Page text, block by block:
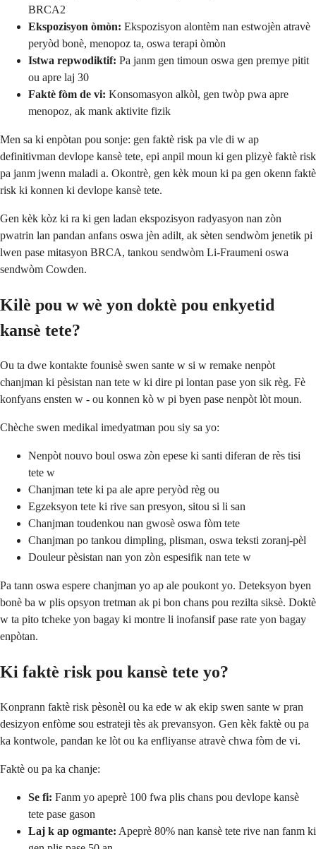
BRCA2
Ekspozisyon òmòn: Ekspozisyon alontèm nan estwojèn atravè
peryòd bonè, menopoz ta, oswa terapi òmòn
Istwa repwodiktif: Pa janm gen timoun oswa gen premye pitit
ou apre laj 30
Faktè fòm de vi: Konsomasyon alkòl, gen twòp pwa apre
menopoz, ak mank aktivite fizik
Men sa ki enpòtan pou sonje: gen faktè risk pa vle di w ap
definitivman devlope kansè tete, epi anpil moun ki gen plizyè faktè risk
pa janm jwenn maladi a. Okontrè, gen kèk moun ki pa gen okenn faktè
risk ki konnen ki devlope kansè tete.
Gen kèk kòz ki ra ki gen ladan ekspozisyon radyasyon nan zòn
pwatrin lan pandan anfans oswa jèn adilt, ak sèten sendwòm jenetik pi
lwen pase mitasyon BRCA, tankou sendwòm Li-Fraumeni oswa
sendwòm Cowden.
Kilè pou w wè yon doktè pou enkyetid
kansè tete?
Ou ta dwe kontakte founisè swen sante w si w remake nenpòt
chanjman ki pèsistan nan tete w ki dire pi lontan pase yon sik règ. Fè
konfyans ensten w - ou konnen kò w pi byen pase nenpòt lòt moun.
Chèche swen medikal imedyatman pou siy sa yo:
Nenpòt nouvo boul oswa zòn epese ki santi diferan de rès tisi
tete w
Chanjman tete ki pa ale apre peryòd règ ou
Egzeksyon tete ki rive san presyon, sitou si li san
Chanjman toudenkou nan gwosè oswa fòm tete
Chanjman po tankou dimpling, plisman, oswa teksti zoranj-pèl
Douleur pèsistan nan yon zòn espesifik nan tete w
Pa tann oswa espere chanjman yo ap ale poukont yo. Deteksyon byen
bonè ba w plis opsyon tretman ak pi bon chans pou rezilta siksè. Doktè
w ta pito tcheke yon bagay ki montre li inofansif pase rate yon bagay
enpòtan.
Ki faktè risk pou kansè tete yo?
Konprann faktè risk pèsonèl ou ka ede w ak ekip swen sante w pran
desizyon enfòme sou estrateji tès ak prevansyon. Gen kèk faktè ou pa
ka kontwole, pandan ke lòt ou ka enfliyanse atravè chwa fòm de vi.
Faktè ou pa ka chanje:
Se fi: Fanm yo apeprè 100 fwa plis chans pou devlope kansè
tete pase gason
Laj k ap ogmante: Apeprè 80% nan kansè tete rive nan fanm ki